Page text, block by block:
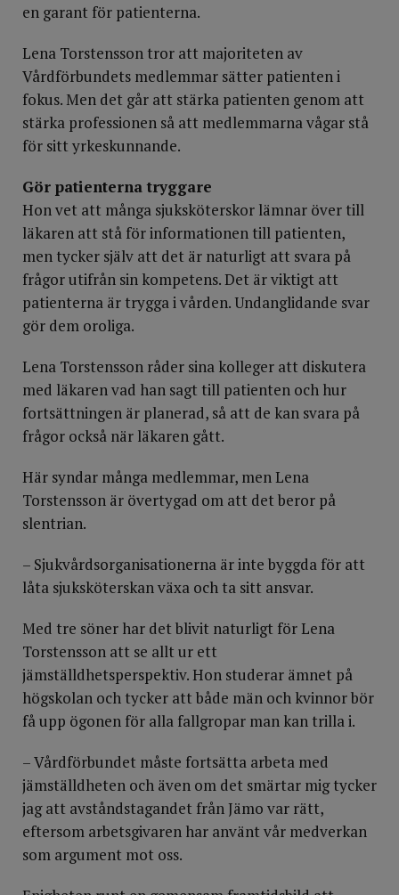
en garant för patienterna.
Lena Torstensson tror att majoriteten av
Vårdförbundets medlemmar sätter patienten i
fokus. Men det går att stärka patienten genom att
stärka professionen så att medlemmarna vågar stå
för sitt yrkeskunnande.
Gör patienterna tryggare
Hon vet att många sjuksköterskor lämnar över till
läkaren att stå för informationen till patienten,
men tycker själv att det är naturligt att svara på
frågor utifrån sin kompetens. Det är viktigt att
patienterna är trygga i vården. Undanglidande svar
gör dem oroliga.
Lena Torstensson råder sina kolleger att diskutera
med läkaren vad han sagt till patienten och hur
fortsättningen är planerad, så att de kan svara på
frågor också när läkaren gått.
Här syndar många medlemmar, men Lena
Torstensson är övertygad om att det beror på
slentrian.
– Sjukvårdsorganisationerna är inte byggda för att
låta sjuksköterskan växa och ta sitt ansvar.
Med tre söner har det blivit naturligt för Lena
Torstensson att se allt ur ett
jämställdhetsperspektiv. Hon studerar ämnet på
högskolan och tycker att både män och kvinnor bör
få upp ögonen för alla fallgropar man kan trilla i.
– Vårdförbundet måste fortsätta arbeta med
jämställdheten och även om det smärtar mig tycker
jag att avståndstagandet från Jämo var rätt,
eftersom arbetsgivaren har använt vår medverkan
som argument mot oss.